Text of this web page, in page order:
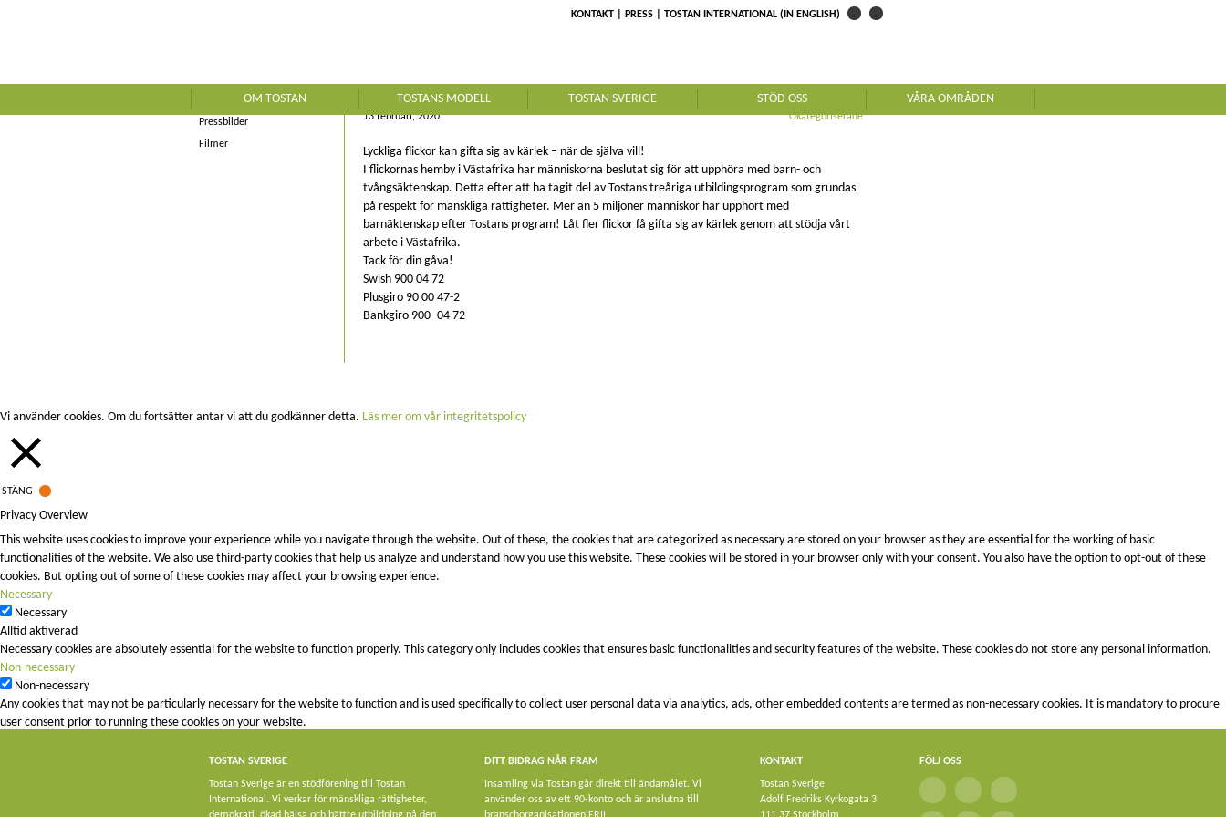
KONTAKT PRESS TOSTAN INTERNATIONAL (IN ENGLISH)
OM TOSTAN TOSTANS MODELL TOSTAN SVERIGE STÖD OSS VÅRA OMRÅDEN
Pressbilder
Filmer
ALLA HJÄRTANS DAG
13 februari, 2020 Okategoriserade
Lyckliga flickor kan gifta sig av kärlek – när de själva vill!
I flickornas hemby i Västafrika har människorna beslutat sig för att upphöra med barn- och
tvångsäktenskap. Detta efter att ha tagit del av Tostans treåriga utbildingsprogram som grundas
på respekt för mänskliga rättigheter. Mer än 5 miljoner människor har upphört med
barnäktenskap efter Tostans program! Låt fler flickor få gifta sig av kärlek genom att stödja vårt
arbete i Västafrika.
Tack för din gåva!
Swish 900 04 72
Plusgiro 90 00 47-2
Bankgiro 900 -04 72
TOSTAN SVERIGE
Tostan Sverige är en stödförening till Tostan
International. Vi verkar för mänskliga rättigheter,
DITT BIDRAG NÅR FRAM
Insamling via Tostan går direkt till ändamålet. Vi
använder oss av ett 90-konto och är anslutna till
KONTAKT
Tostan Sverige
Adolf Fredriks Kyrkogata 3
FÖLJ OSS
Vi använder cookies. Om du fortsätter antar vi att du godkänner detta. Läs mer om vår integritetspolicy
STÄNG
Privacy Overview
This website uses cookies to improve your experience while you navigate through the website. Out of these, the cookies that are categorized as necessary are stored on your browser as they are essential for the working of basic
functionalities of the website. We also use third-party cookies that help us analyze and understand how you use this website. These cookies will be stored in your browser only with your consent. You also have the option to opt-out of these
cookies. But opting out of some of these cookies may affect your browsing experience.
Necessary
Necessary
Alltid aktiverad
Necessary cookies are absolutely essential for the website to function properly. This category only includes cookies that ensures basic functionalities and security features of the website. These cookies do not store any personal information.
Non-necessary
Non-necessary
Any cookies that may not be particularly necessary for the website to function and is used specifically to collect user personal data via analytics, ads, other embedded contents are termed as non-necessary cookies. It is mandatory to procure
user consent prior to running these cookies on your website.